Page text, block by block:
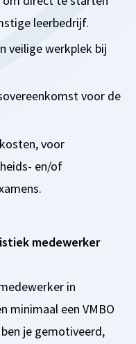
leerbedrijf.
veilige werkplek bij
voor de
voor
en/of
medewerker
in
minimaal een VMBO
je gemotiveerd,